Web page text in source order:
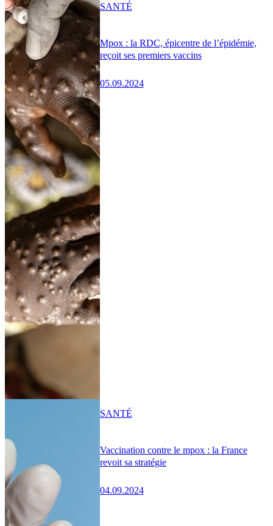
Mpox : la RDC, épicentre de l’épidémie,
reçoit ses premiers vaccins
05.09.2024
SANTÉ
Vaccination contre le mpox : la France
revoit sa stratégie
04.09.2024
SANTÉ